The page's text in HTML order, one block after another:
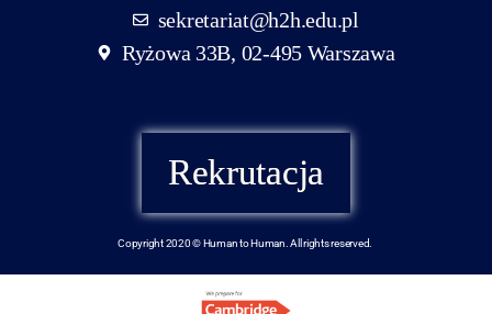
sekretariat@h2h.edu.pl
Ryżowa 33B, 02-495 Warszawa
Rekrutacja
Copyright 2020 © Human to Human. All rights reserved.